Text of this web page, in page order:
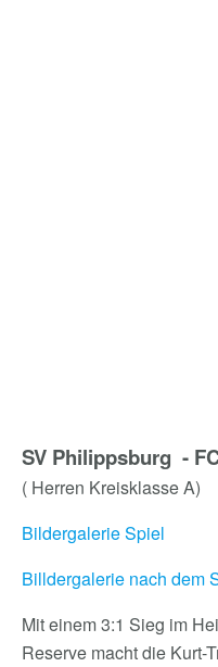
SV Philippsburg -
( Herren Kreisklasse A)
Bildergalerie Spiel
Billdergalerie nach dem
Mit einem 3:1 Sieg im
Reserve macht die Kurt-